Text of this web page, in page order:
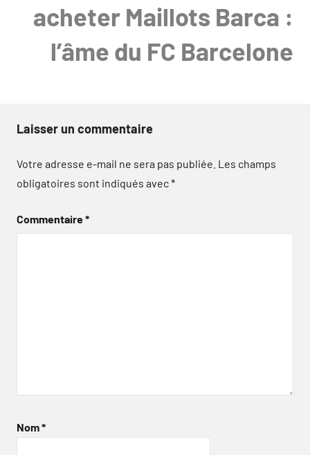
acheter Maillots Barca :
l’âme du FC Barcelone
Laisser un commentaire
Votre adresse e-mail ne sera pas publiée. Les champs
obligatoires sont indiqués avec*
Commentaire*
Nom*